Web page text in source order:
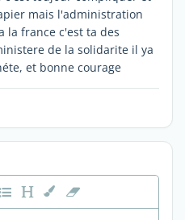
mais l'administration
la france c'est ta des
de la solidarite il ya
et bonne courage